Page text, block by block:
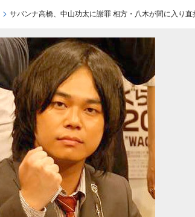
サバンナ高橋、中山功太に謝罪 相方・八木が間に入り